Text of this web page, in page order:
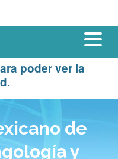
poder ver la
de
y